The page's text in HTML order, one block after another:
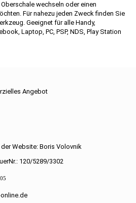
wechseln oder einen
Für nahezu jeden Zweck finden Sie
Geeignet für alle Handy,
Laptop, PC, PSP, NDS, Play Station
Angebot
Website: Boris Volovnik
120/5289/3302
online.de